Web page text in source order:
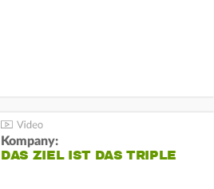
Kompany:
DAS ZIEL IST DAS TRIPLE